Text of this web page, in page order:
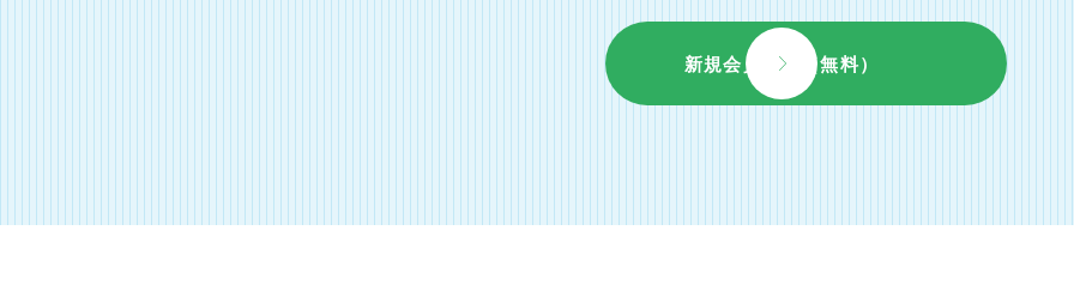
新規会員登録（無料）